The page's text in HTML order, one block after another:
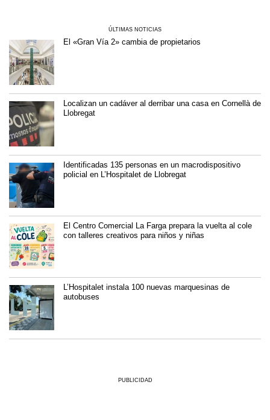
ÚLTIMAS NOTICIAS
El «Gran Vía 2» cambia de propietarios
Localizan un cadáver al derribar una casa en Cornellà de
Llobregat
Identificadas 135 personas en un macrodispositivo
policial en L’Hospitalet de Llobregat
El Centro Comercial La Farga prepara la vuelta al cole
con talleres creativos para niños y niñas
L’Hospitalet instala 100 nuevas marquesinas de
autobuses
PUBLICIDAD